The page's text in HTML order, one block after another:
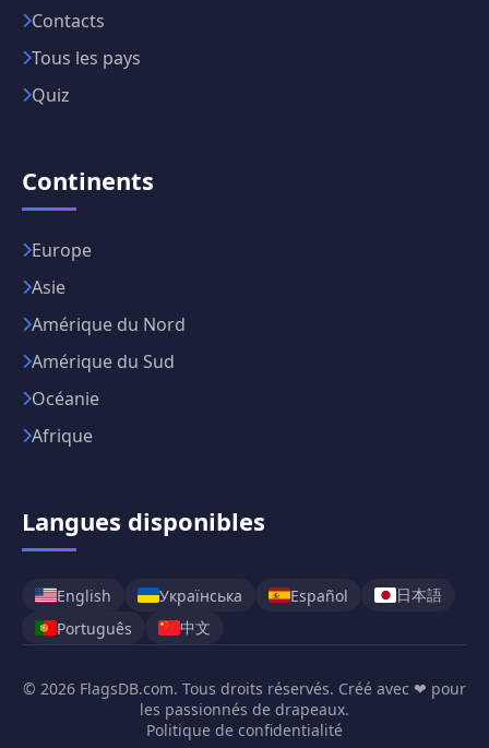
Contacts
Tous les pays
Quiz
Continents
Europe
Asie
Amérique du Nord
Amérique du Sud
Océanie
Afrique
Langues disponibles
English Українська Español
日本語
Português
中文
© 2026 FlagsDB.com. Tous droits réservés. Créé avec ❤ pour
les passionnés de drapeaux.
Politique de confidentialité